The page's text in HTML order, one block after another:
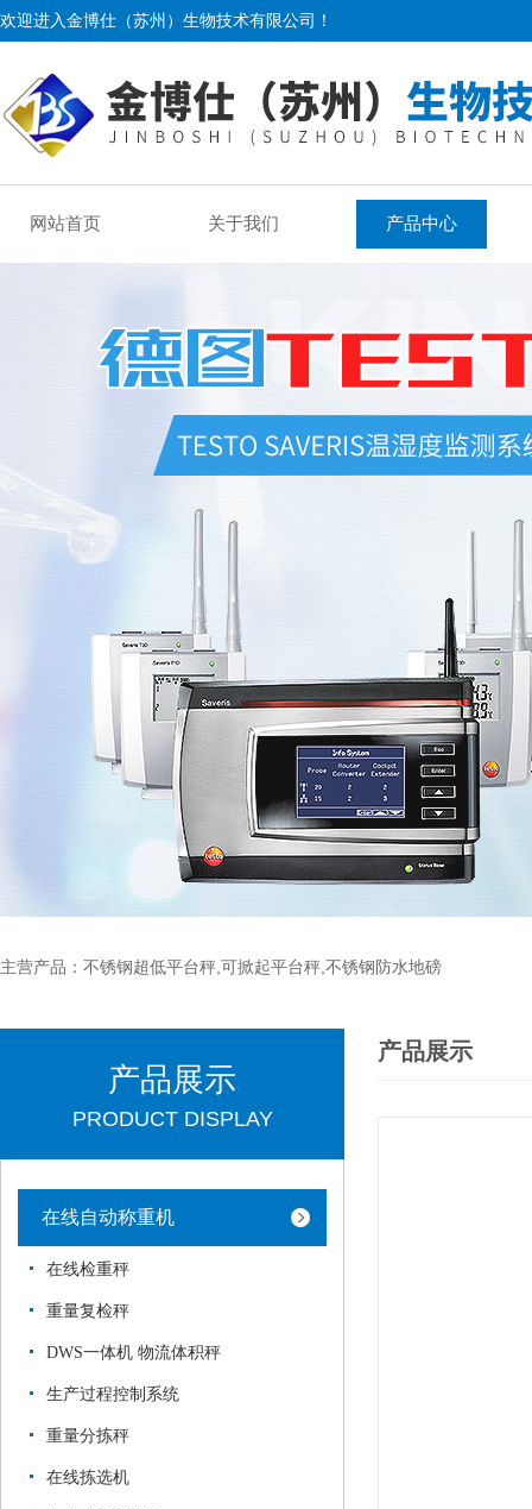
欢迎进入金博仕（苏州）生物技术有限公司！
网站首页 关于我们 产品中心
主营产品：不锈钢超低平台秤,可掀起平台秤,不锈钢防水地磅
产品展示
PRODUCT DISPLAY
在线自动称重机
在线检重秤
重量复检秤
DWS一体机 物流体积秤
生产过程控制系统
重量分拣秤
在线拣选机
产品展示